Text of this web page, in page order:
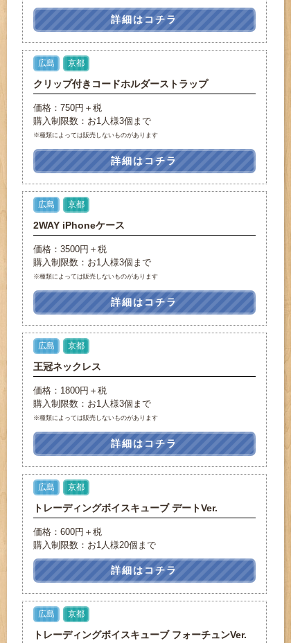
詳細はコチラ
広島 京都
クリップ付きコードホルダーストラップ
価格：750円＋税
購入制限数：お1人様3個まで
※種類によっては販売しないものがあります
詳細はコチラ
広島 京都
2WAY iPhoneケース
価格：3500円＋税
購入制限数：お1人様3個まで
※種類によっては販売しないものがあります
詳細はコチラ
広島 京都
王冠ネックレス
価格：1800円＋税
購入制限数：お1人様3個まで
※種類によっては販売しないものがあります
詳細はコチラ
広島 京都
トレーディングボイスキューブ デートVer.
価格：600円＋税
購入制限数：お1人様20個まで
詳細はコチラ
広島 京都
トレーディングボイスキューブ フォーチュンVer.